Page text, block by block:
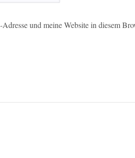
und meine Website in diesem